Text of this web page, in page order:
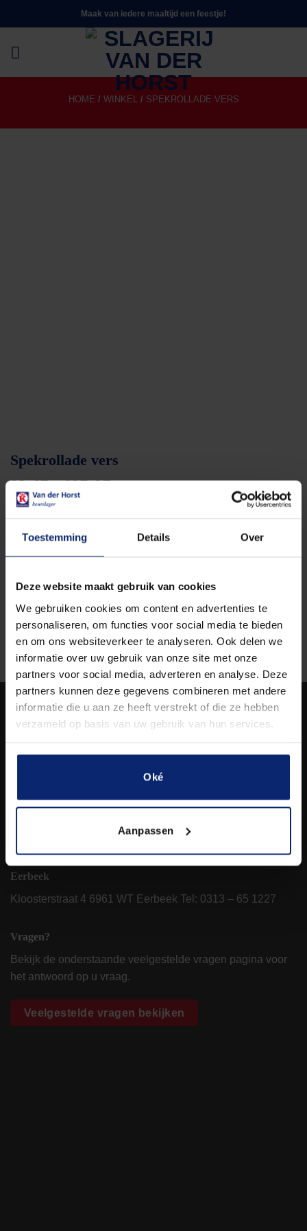
Toestemming Details Over
Deze website maakt gebruik van cookies
We gebruiken cookies om content en advertenties te
personaliseren, om functies voor social media te bieden
en om ons websiteverkeer te analyseren. Ook delen we
informatie over uw gebruik van onze site met onze
partners voor social media, adverteren en analyse. Deze
partners kunnen deze gegevens combineren met andere
informatie die u aan ze heeft verstrekt of die ze hebben
verzameld op basis van uw gebruik van hun services.
Oké
Aanpassen
naar
Maak van iedere maaltijd een feestje!
HOME / WINKEL/ SPEKROLLADE VERS
Spekrollade vers
€8,45 - €25,35Prijsklasse:
€25,35
WISSEN
In winkelwagen
Bezorgen
Bekijk alle bezorgregio's
Eerbeek
Kloosterstraat 4 6961 WT Eerbeek Tel: 0313 – 65 1227
Vragen?
Bekijk de onderstaande veelgestelde vragen pagina voor
het antwoord op u vraag.
Veelgestelde vragen bekijken